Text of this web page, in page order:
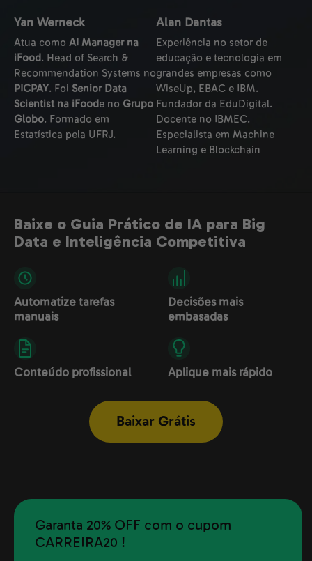
Yan Werneck
Atua como AI Manager na
iFood. Head of Search &
Recommendation Systems no
PICPAY. Foi Senior Data
Scientist na iFoode no Grupo
Globo. Formado em
Estatística pela UFRJ.
Alan Dantas
Experiência no setor de
educação e tecnologia em
grandes empresas como
WiseUp, EBAC e IBM.
Fundador da EduDigital.
Docente no IBMEC.
Especialista em Machine
Learning e Blockchain
Baixe o Guia Prático de IA para Big
Data e Inteligência Competitiva
Automatize tarefas
manuais
Conteúdo profissional
Decisões mais
embasadas
Aplique mais rápido
Baixar Grátis
Garanta 20% OFF com o cupom
CARREIRA20 !